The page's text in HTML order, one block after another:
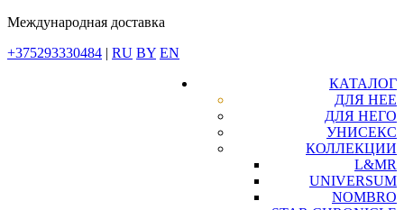
Международная доставка
+375293330484 | RU BY EN
КАТАЛОГ
ДЛЯ НЕЕ
ДЛЯ НЕГО
УНИСЕКС
КОЛЛЕКЦИИ
L&MR
UNIVERSUM
NOMBRO